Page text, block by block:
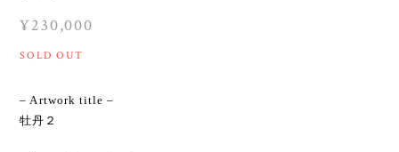
¥230,000
SOLD OUT
– Artwork title –
牡丹２